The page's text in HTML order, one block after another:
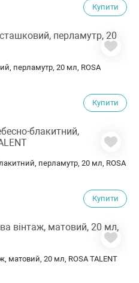
Купити
перламутр, 20 мл, ROSA
Купити
перламутр, 20 мл, ROSA
Купити
матовий, 20 мл, ROSA TALENT